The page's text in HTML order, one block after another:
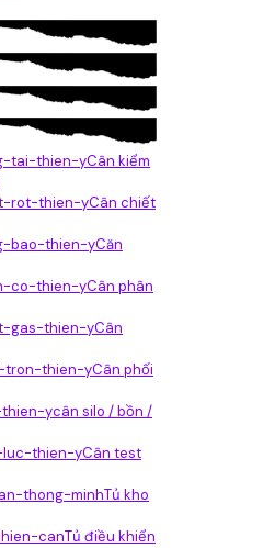
Cân kiểm
Cân chiết
Căn
Cân phân
Cân
Cân phối
cân silo / bồn /
Cân test
Tủ kho
Tủ điều khiển